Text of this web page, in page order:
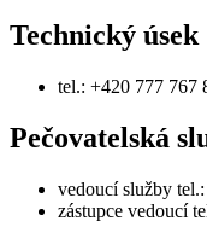
Technický úsek
tel.: +420 777 767
Pečovatelská
vedoucí služby
zástupce vedoucí